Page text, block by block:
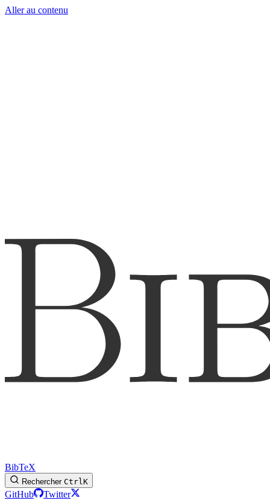
Aller au contenu
BibTeX
Rechercher CtrlK
GitHub
Twitter